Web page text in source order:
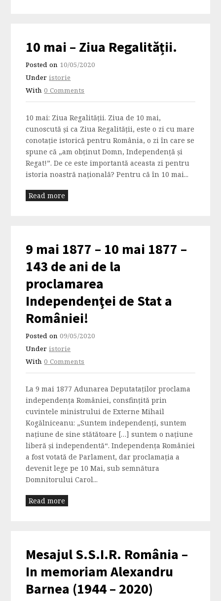
10 mai – Ziua Regalității.
Posted on 10/05/2020
Underistorie
With0 Comments
10 mai: Ziua Regalității. Ziua de 10 mai,
cunoscută și ca Ziua Regalității, este o zi cu mare
conotație istorică pentru România, o zi în care se
spune că „am obținut Domn, Independență şi
Regat!”. De ce este importantă aceasta zi pentru
istoria noastră națională? Pentru că în 10 mai...
Read more
9 mai 1877 – 10 mai 1877 –
143 de ani de la
proclamarea
Independenţei de Stat a
României!
Posted on09/05/2020
Underistorie
With0 Comments
La 9 mai 1877 Adunarea Deputataţilor proclama
independenţa României, consfinţită prin
cuvintele ministrului de Externe Mihail
Kogălniceanu: „Suntem independenţi, suntem
naţiune de sine stătătoare […] suntem o naţiune
liberă şi independentă“. Independența României
a fost votată de Parlament, dar proclamația a
devenit lege pe 10 Mai, sub semnătura
Domnitorului Carol...
Read more
Mesajul S.S.I.R. România –
In memoriam Alexandru
Barnea (1944 – 2020)